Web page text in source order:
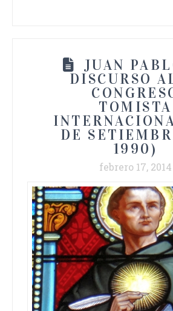
JUAN
DISCURSO
TOMISTA
DE
1990)
febrero 17, 2014